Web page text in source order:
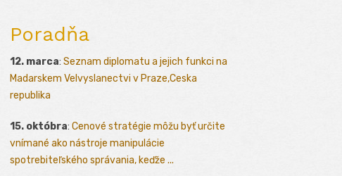
Poradňa
12. marca: Seznam diplomatu a jejich funkci na
Madarskem Velvyslanectvi v Praze,Ceska
republika
15. októbra: Cenové stratégie môžu byť určite
vnímané ako nástroje manipulácie
spotrebiteľského správania, keďže ...